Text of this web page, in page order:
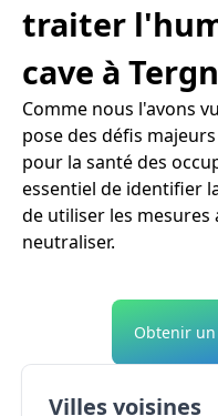
traiter
cave à
Comme nous l'avons
pose des défis
pour la santé des
essentiel de identifier
de utiliser les
neutraliser.
Obtenir
Villes voisines